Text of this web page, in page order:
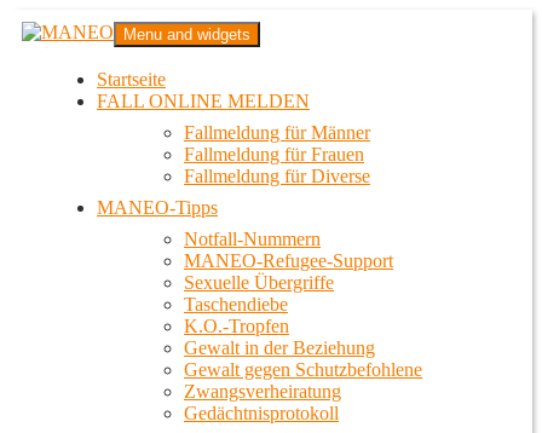
Zum
InhaltMANEO
Das schwule Anti-Gewalt-Projekt in Berlin
Menu and widgets
Startseite
FALL ONLINE MELDEN
Fallmeldung für Männer
Fallmeldung für Frauen
Fallmeldung für Diverse
MANEO-Tipps
Notfall-Nummern
MANEO-Refugee-Support
Sexuelle Übergriffe
Taschendiebe
K.O.-Tropfen
Gewalt in der Beziehung
Gewalt gegen Schutzbefohlene
Zwangsverheiratung
Gedächtnisprotokoll